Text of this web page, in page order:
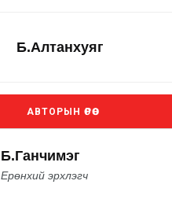
Б.Алтанхуяг
АВТОРЫН ӨРӨӨ
Б.Ганчимэг
Ерөнхий эрхлэгч